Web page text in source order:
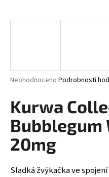
Průměrné
produktu
je
0,0
z
5
hvězdiček.
Neohodnoceno Podrobnosti
Kurwa
20mg
Sladká žvýkačka ve
o